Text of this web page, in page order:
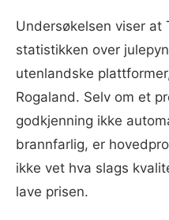
Undersøkelsen viser at
statistikken over
utenlandske
Rogaland. Selv om et
godkjenning ikke
brannfarlig, er
ikke vet hva slags
lave prisen.